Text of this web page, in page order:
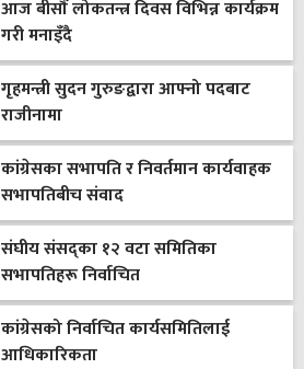
आज बीसौँ लोकतन्त्र दिवस विभिन्न कार्यक्रम
गरी मनाइँदै
गृहमन्त्री सुदन गुरुङद्वारा आफ्नो पदबाट
राजीनामा
कांग्रेसका सभापति र निवर्तमान कार्यवाहक
सभापतिबीच संवाद
संघीय संसद्का १२ वटा समितिका
सभापतिहरू निर्वाचित
कांग्रेसको निर्वाचित कार्यसमितिलाई
आधिकारिकता